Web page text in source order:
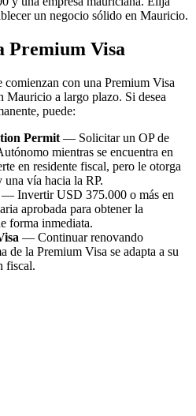
un negocio sólido en Mauricio.
Premium Visa
con una Premium Visa
Mauricio a largo plazo. Si desea
puede:
Permit — Solicitar un OP de
mientras se encuentra en
en residente fiscal, pero le otorga
una vía hacia la RP.
— Invertir USD 375.000 o más en
aprobada para obtener la
forma inmediata.
— Continuar renovando
de la Premium Visa se adapta a su
fiscal.